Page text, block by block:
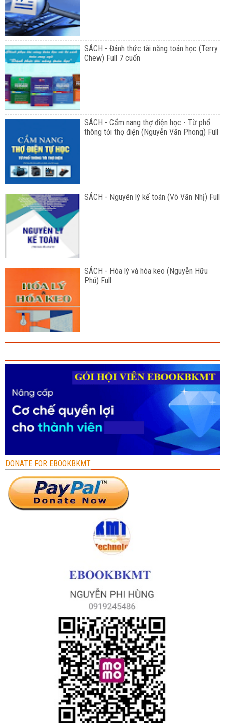
SÁCH - Đánh thức tài năng toán học (Terry
Chew) Full 7 cuốn
SÁCH - Cẩm nang thợ điện học - Từ phổ
thông tới thợ điện (Nguyễn Văn Phong) Full
SÁCH - Nguyên lý kế toán (Võ Văn Nhị) Full
SÁCH - Hóa lý và hóa keo (Nguyễn Hữu
Phú) Full
DONATE FOR EBOOKBKMT